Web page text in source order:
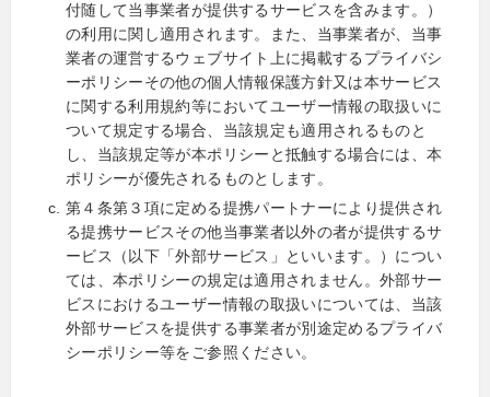
付随して当事業者が提供するサービスを含みます。）
の利用に関し適用されます。また、当事業者が、当事
業者の運営するウェブサイト上に掲載するプライバシ
ーポリシーその他の個人情報保護方針又は本サービス
に関する利用規約等においてユーザー情報の取扱いに
ついて規定する場合、当該規定も適用されるものと
し、当該規定等が本ポリシーと抵触する場合には、本
ポリシーが優先されるものとします。
第４条第３項に定める提携パートナーにより提供され
る提携サービスその他当事業者以外の者が提供するサ
ービス（以下「外部サービス」といいます。）につい
ては、本ポリシーの規定は適用されません。外部サー
ビスにおけるユーザー情報の取扱いについては、当該
外部サービスを提供する事業者が別途定めるプライバ
シーポリシー等をご参照ください。